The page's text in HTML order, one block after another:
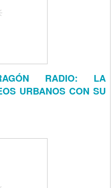
RADIO:
LA
URBANOS CON SU